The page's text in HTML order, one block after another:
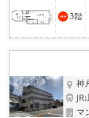
3階
神
JR
マ